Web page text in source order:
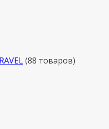
88 товаров